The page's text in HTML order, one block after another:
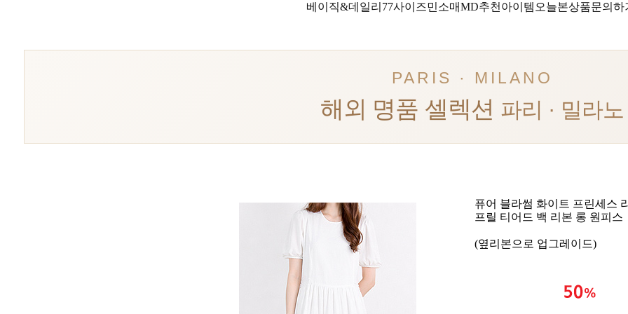
베이직&데일리 77사이즈민소매MD추천아이템 오늘본상품문의하
PARIS · MILANO
해외 명품 셀렉션 파리 · 밀라노
퓨어 블라썸 화이트 프린세스
프릴 티어드 백 리본 롱 원피스
(옆리본으로 업그레이드)